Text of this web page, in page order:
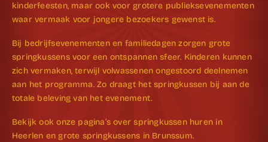
kinderfeesten, maar ook voor grotere publieks­evenementen
waar vermaak voor jongere bezoekers gewenst is.
Bij bedrijfs­evenementen en familiedagen zorgen grote
springkussens voor een ontspannen sfeer. Kinderen kunnen
zich vermaken, terwijl volwassenen ongestoord deelnemen
aan het programma. Zo draagt het springkussen bij aan de
totale beleving van het evenement.
Bekijk ook onze pagina’s over springkussen huren in
Heerlen en grote springkussens in Brunssum.